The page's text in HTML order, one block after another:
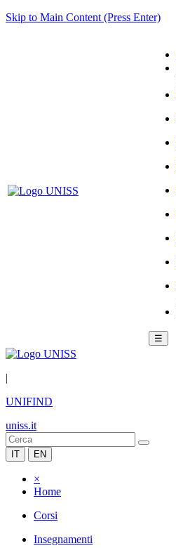
Skip to Main Content (Press Enter)
☰
|
UNIFIND
uniss.it
IT EN
×
Home
Corsi
Insegnamenti